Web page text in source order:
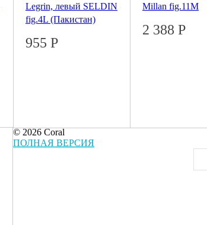
Legrin, левый SELDIN
fig.4L (Пакистан)
955 Р
Millan fig.11М
2 388 Р
© 2026 Coral
ПОЛНАЯ ВЕРСИЯ